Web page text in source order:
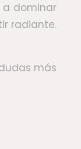
a dominar
radiante.
más